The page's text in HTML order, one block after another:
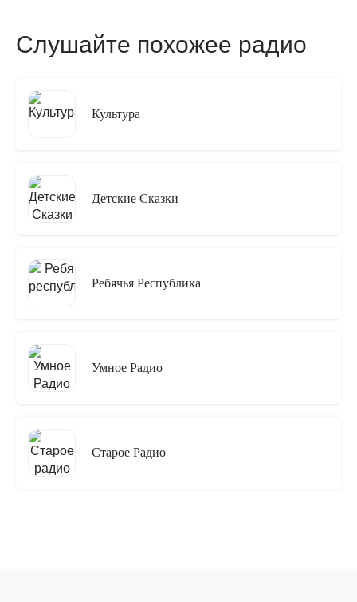
Слушайте похожее радио
Культура
Детские Сказки
Ребячья Республика
Умное Радио
Старое Радио